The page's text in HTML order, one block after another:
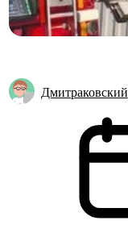
Дмитраковский